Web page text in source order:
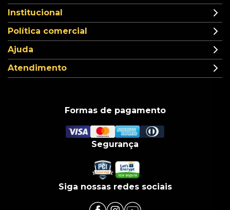
Institucional
Política comercial
Ajuda
Atendimento
Formas de pagamento
Segurança
Siga nossas redes sociais